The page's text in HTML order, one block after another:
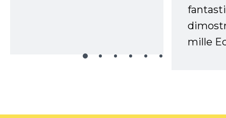
mille